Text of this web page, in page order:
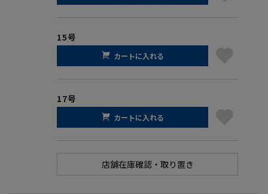
15号
カートに入れる
17号
カートに入れる